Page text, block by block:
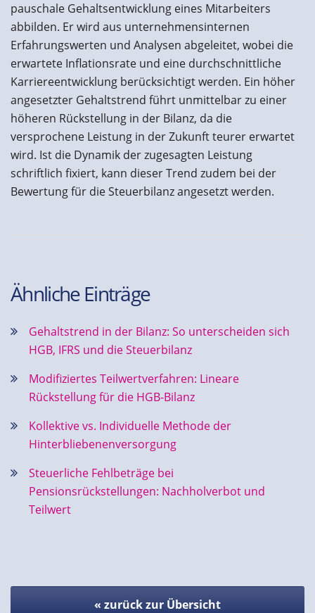
pauschale Gehaltsentwicklung eines Mitarbeiters
abbilden. Er wird aus unternehmensinternen
Erfahrungswerten und Analysen abgeleitet, wobei die
erwartete Inflationsrate und eine durchschnittliche
Karriereentwicklung berücksichtigt werden. Ein höher
angesetzter Gehaltstrend führt unmittelbar zu einer
höheren Rückstellung in der Bilanz, da die
versprochene Leistung in der Zukunft teurer erwartet
wird. Ist die Dynamik der zugesagten Leistung
schriftlich fixiert, kann dieser Trend zudem bei der
Bewertung für die Steuerbilanz angesetzt werden.
Ähnliche Einträge
Gehaltstrend in der Bilanz: So unterscheiden sich
HGB, IFRS und die Steuerbilanz
Modifiziertes Teilwertverfahren: Lineare
Rückstellung für die HGB-Bilanz
Kollektive vs. Individuelle Methode der
Hinterbliebenenversorgung
Steuerliche Fehlbeträge bei
Pensionsrückstellungen: Nachholverbot und
Teilwert
« zurück zur Übersicht